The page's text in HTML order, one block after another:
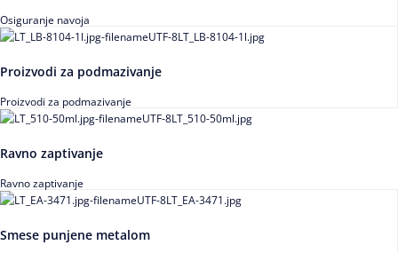
Osiguranje navoja
Proizvodi za podmazivanje
Proizvodi za podmazivanje
Ravno zaptivanje
Ravno zaptivanje
Smese punjene metalom